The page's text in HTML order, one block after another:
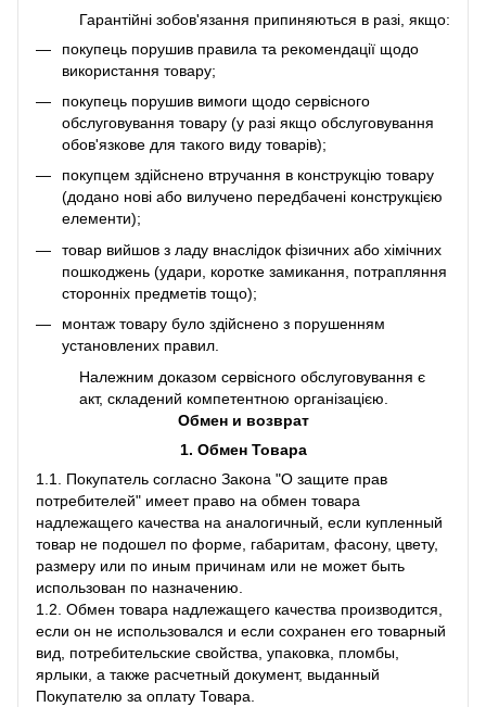
Гарантійні зобов'язання припиняються в разі, якщо:
покупець порушив правила та рекомендації щодо
використання товару;
покупець порушив вимоги щодо сервісного
обслуговування товару (у разі якщо обслуговування
обов'язкове для такого виду товарів);
покупцем здійснено втручання в конструкцію товару
(додано нові або вилучено передбачені конструкцією
елементи);
товар вийшов з ладу внаслідок фізичних або хімічних
пошкоджень (удари, коротке замикання, потрапляння
сторонніх предметів тощо);
монтаж товару було здійснено з порушенням
установлених правил.
Належним доказом сервісного обслуговування є
акт, складений компетентною організацією.
Обмен и возврат
1. Обмен Товара
1.1. Покупатель согласно Закона "О защите прав
потребителей" имеет право на обмен товара
надлежащего качества на аналогичный, если купленный
товар не подошел по форме, габаритам, фасону, цвету,
размеру или по иным причинам или не может быть
использован по назначению.
1.2. Обмен товара надлежащего качества производится,
если он не использовался и если сохранен его товарный
вид, потребительские свойства, упаковка, пломбы,
ярлыки, а также расчетный документ, выданный
Покупателю за оплату Товара.